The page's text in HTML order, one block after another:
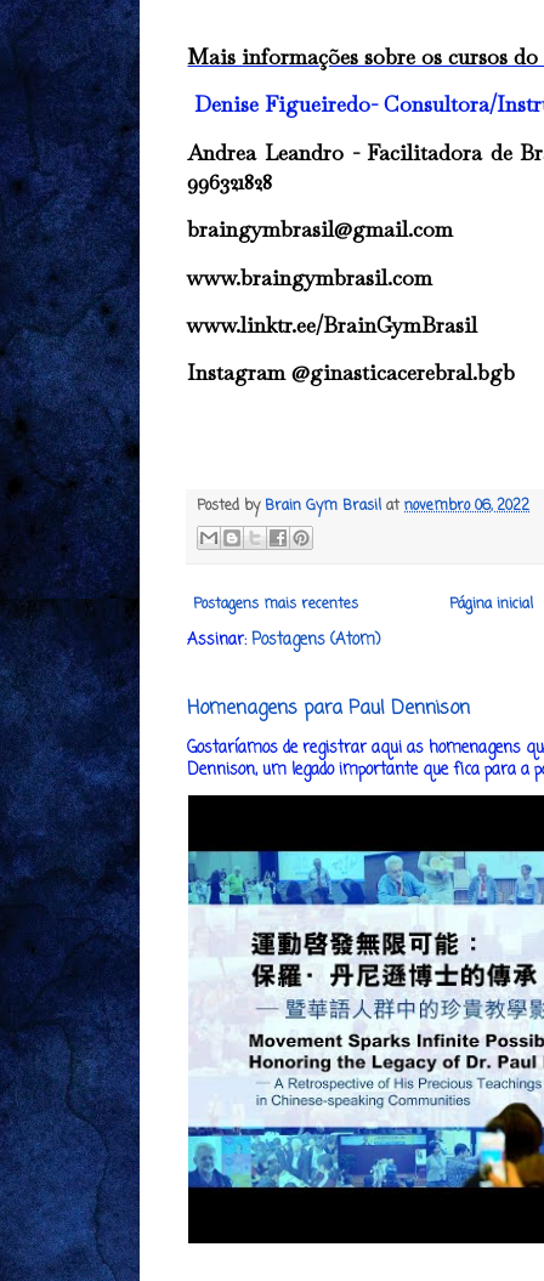
Mais informações sobre os cursos
Denise Figueiredo- Consultora/
Andrea Leandro - Facilitadora de
996321828
braingymbrasil@gmail.com
www.braingymbrasil.com
www.linktr.ee/BrainGymBrasil
Instagram @ginasticacerebral.bgb
Posted by Brain Gym Brasil atnovembro 06, 2022
Postagens mais recentes Página inicial
Assinar:Postagens (Atom)
Homenagens para Paul Dennison
Gostaríamos de registrar aqui as homenagens
Dennison, um legado importante que fica para a